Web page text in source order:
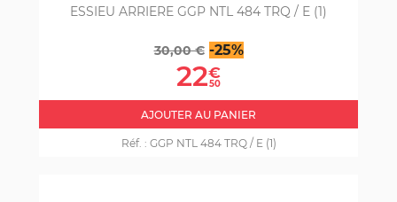
ESSIEU ARRIERE GGP NTL 484 TRQ / E (1)
Prix
base
30,00 € -25%Prix
22€
50
AJOUTER AU PANIER
Réf. : GGP NTL 484 TRQ / E (1)